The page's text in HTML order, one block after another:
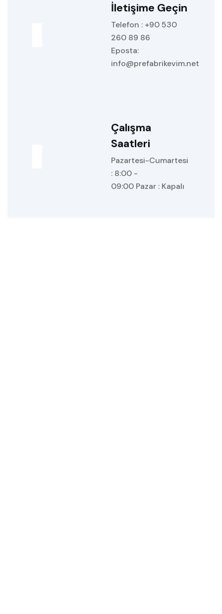
İletişime Geçin
Telefon : +90 530
260 89 86
Eposta:
info@prefabrikevim.net
Çalışma
Saatleri
Pazartesi-Cumartesi
: 8:00 -
09:00 Pazar : Kapalı